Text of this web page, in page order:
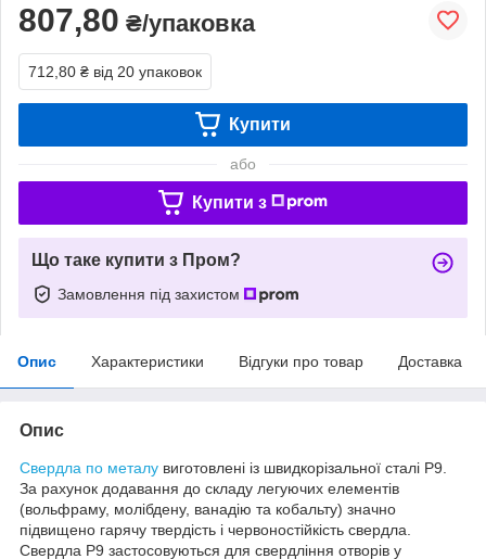
807,80 ₴/упаковка
712,80 ₴ від 20 упаковок
Купити
або
Купити з
Що таке купити з Пром?
Замовлення під захистом
Опис Характеристики Відгуки про товар Доставка
Опис
Свердла по металу виготовлені із швидкорізальної сталі Р9.
За рахунок додавання до складу легуючих елементів
(вольфраму, молібдену, ванадію та кобальту) значно
підвищено гарячу твердість і червоностійкість свердла.
Свердла Р9 застосовуються для свердління отворів у